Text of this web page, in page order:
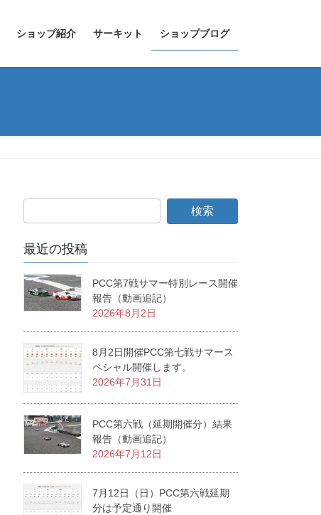
ショップ紹介 サーキット ショップブログ
最近の投稿
PCC第7戦サマー特別レース開催
報告（動画追記）
2026年8月2日
8月2日開催PCC第七戦サマース
ペシャル開催します。
2026年7月31日
PCC第六戦（延期開催分）結果
報告（動画追記）
2026年7月12日
7月12日（日）PCC第六戦延期
分は予定通り開催